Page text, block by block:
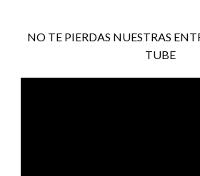
NO TE PIERDAS NUESTRAS
TUBE